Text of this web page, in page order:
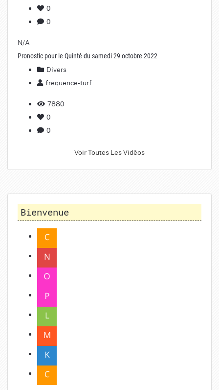
0
0
N/A
Pronostic pour le Quinté du samedi 29 octobre 2022
Divers
frequence-turf
7880
0
0
Voir Toutes Les Vidéos
Bienvenue